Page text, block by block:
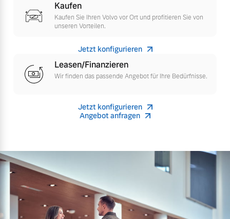
Kaufen
Kaufen Sie Ihren Volvo vor Ort und profitieren Sie von
unseren Vorteilen.
Jetzt konfigurieren
Leasen/Finanzieren
Wir finden das passende Angebot für Ihre Bedürfnisse.
Jetzt konfigurieren
Angebot anfragen